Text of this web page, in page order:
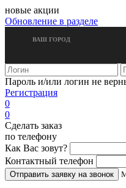
новые акции
Обновление в разделе
ВАШ ГОРОД
Пароль и/или логин не
Регистрация
0
0
Сделать заказ
по телефону
Как Вас зовут?
Контактный телефон